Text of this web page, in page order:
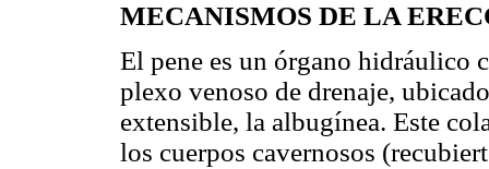
MECANISMOS DE LA
El pene es un órgano hidráulico
plexo venoso de drenaje,
extensible, la albugínea. Este
los cuerpos cavernosos